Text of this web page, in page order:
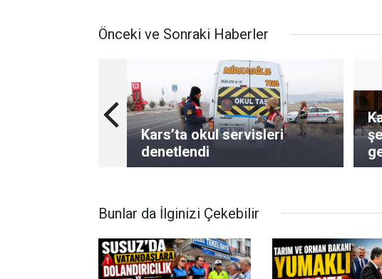
Önceki ve Sonraki Haberler
Kars’ta okul servisleri
denetlendi
Bunlar da İlginizi Çekebilir